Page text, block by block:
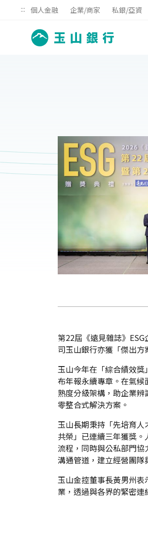
::: 個人金融 企業/商家 私銀/亞資
第22屆《遠見雜誌》
司玉山銀行亦獲「傑出
玉山今年在「綜合績效
布年報永續專章。在氣
熟度分級架構，助企業
零整合式解決方案。
玉山長期秉持「先培育
共榮」已連續三年獲獎
流程，同時與公私部門
溝通管道，建立經營團
玉山金控董事長黃男州
業，透過與各界的緊密